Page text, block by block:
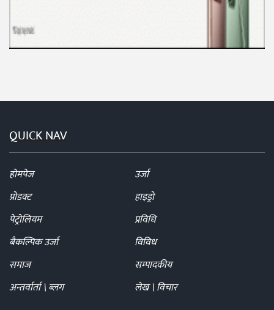
QUICK NAV
होमपेज
उर्जा
प्रोडक्ट
हाइड्रो
पेट्रोलियम
प्रविधि
बैकल्पिक उर्जा
विविध
समाज
सम्पादकीय
अन्तर्वार्ता \ ब्लग
लेख \ विचार